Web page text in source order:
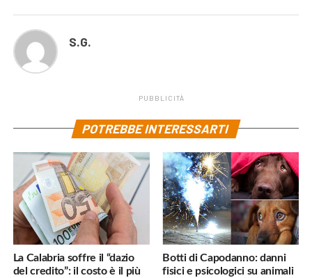
S.G.
PUBBLICITÀ
POTREBBE INTERESSARTI
La Calabria soffre il “dazio
del credito”: il costo è il più
Botti di Capodanno: danni
fisici e psicologici su animali